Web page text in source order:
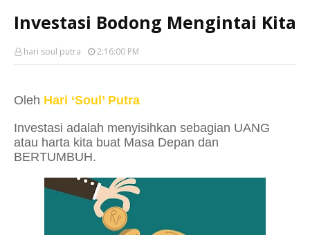
Investasi Bodong Mengintai Kita
hari soul putra 2:16:00 PM
Oleh Hari ‘Soul’ Putra
Investasi adalah menyisihkan sebagian UANG
atau harta kita buat Masa Depan dan
BERTUMBUH.